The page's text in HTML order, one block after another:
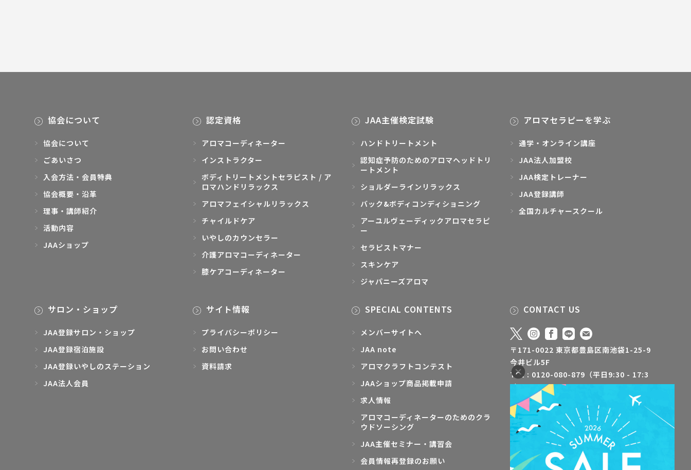
協会について
協会について
ごあいさつ
入会方法・会員特典
協会概要・沿革
理事・講師紹介
活動内容
JAAショップ
認定資格
アロマコーディネーター
インストラクター
ボディトリートメントセラピスト / ア
ロマハンドリラックス
アロマフェイシャルリラックス
チャイルドケア
いやしのカウンセラー
介護アロマコーディネーター
膝ケアコーディネーター
JAA主催検定試験
ハンドトリートメント
認知症予防のためのアロマヘッドトリ
ートメント
ショルダーラインリラックス
バック&ボディコンディショニング
アーユルヴェーディックアロマセラピ
ー
セラピストマナー
スキンケア
ジャパニーズアロマ
アロマセラピーを学ぶ
通学・オンライン講座
JAA法人加盟校
JAA検定トレーナー
JAA登録講師
全国カルチャースクール
サロン・ショップ
JAA登録サロン・ショップ
JAA登録宿泊施設
JAA登録いやしのステーション
JAA法人会員
サイト情報
プライバシーポリシー
お問い合わせ
資料請求
SPECIAL CONTENTS
メンバーサイトへ
JAA note
アロマクラフトコンテスト
JAAショップ商品掲載申請
求人情報
アロマコーディネーターのためのクラ
ウドソーシング
JAA主催セミナー・講習会
会員情報再登録のお願い
CONTACT US
〒171-0022 東京都豊島区南池袋1-25-9
今井ビル5F
TEL : 0120-080-879（平日9:30 - 17:3
0）
FAX : 03-5928-3500
info@jaa-aroma.or.jp